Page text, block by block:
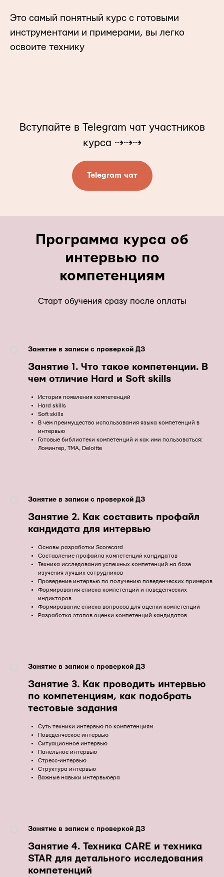
Это самый понятный курс с готовыми
инструментами и примерами, вы легко
освоите технику
Вступайте в Telegram чат участников
курса ⇢⇢⇢
Telegram чат
Программа курса об
интервью по
компетенциям
Старт обучения сразу после оплаты
Занятие в записи с проверкой ДЗ
Занятие 1. Что такое компетенции. В
чем отличие Hard и Soft skills
История появления компетенций
Hard skills
Soft skills
В чем преимущество использования языка компетенций в
интервью
Готовые библиотеки компетенций и как ими пользоваться:
Ломингер, TMA, Deloitte
Занятие в записи с проверкой ДЗ
Занятие 2. Как составить профайл
кандидата для интервью
Основы разработки Scorecard
Составление профайла компетенций кандидатов
Техника исследования успешных компетенций на базе
изучения лучших сотрудников
Проведение интервью по получению поведенческих примеров
Формирования списка компетенций и поведенческих
индикторов
Формирование списка вопросов для оценки компетенций
Разработка этапов оценки компетенций кандидатов
Занятие в записи с проверкой ДЗ
Занятие 3. Как проводить интервью
по компетенциям, как подобрать
тестовые задания
Суть техники интервью по компетенциям
Поведенческое интервью
Ситуационное интервью
Панельное интервью
Стресс-интервью
Структура интервью
Важные навыки интервьюера
Занятие в записи с проверкой ДЗ
Занятие 4. Техника CARE и техника
STAR для детального исследования
компетенций